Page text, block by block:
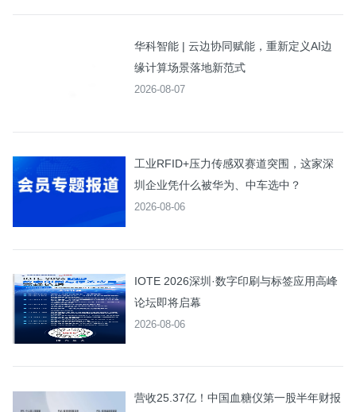
华科智能 | 云边协同赋能，重新定义AI边
缘计算场景落地新范式
2026-08-07
工业RFID+压力传感双赛道突围，这家深
圳企业凭什么被华为、中车选中？
2026-08-06
IOTE 2026深圳·数字印刷与标签应用高峰
论坛即将启幕
2026-08-06
营收25.37亿！中国血糖仪第一股半年财报